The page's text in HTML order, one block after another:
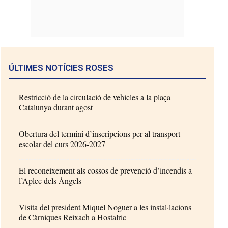
ÚLTIMES NOTÍCIES ROSES
Restricció de la circulació de vehicles a la plaça
Catalunya durant agost
Obertura del termini d’inscripcions per al transport
escolar del curs 2026-2027
El reconeixement als cossos de prevenció d’incendis a
l’Aplec dels Àngels
Visita del president Miquel Noguer a les instal·lacions
de Càrniques Reixach a Hostalric